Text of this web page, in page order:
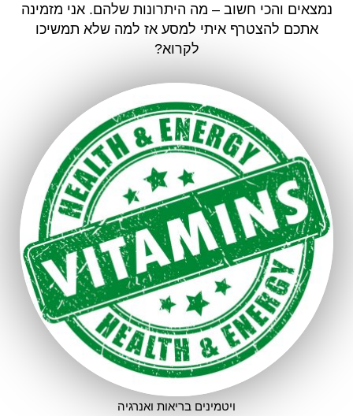
נמצאים והכי חשוב – מה היתרונות שלהם. אני מזמינה
אתכם להצטרף איתי למסע אז למה שלא תמשיכו
לקרוא?
ויטמינים בריאות ואנרגיה